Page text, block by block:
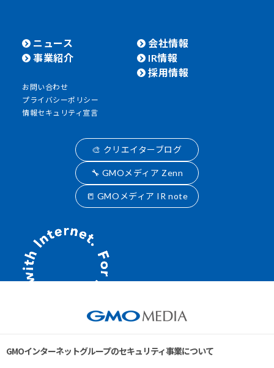
ニュース
事業紹介
会社情報
IR情報
採用情報
お問い合わせ
プライバシーポリシー
情報セキュリティ宣言
🎨 クリエイターブログ
🔧 GMOメディア Zenn
📒 GMOメディア IR note
GMOインターネットグループのセキュリティ事業について